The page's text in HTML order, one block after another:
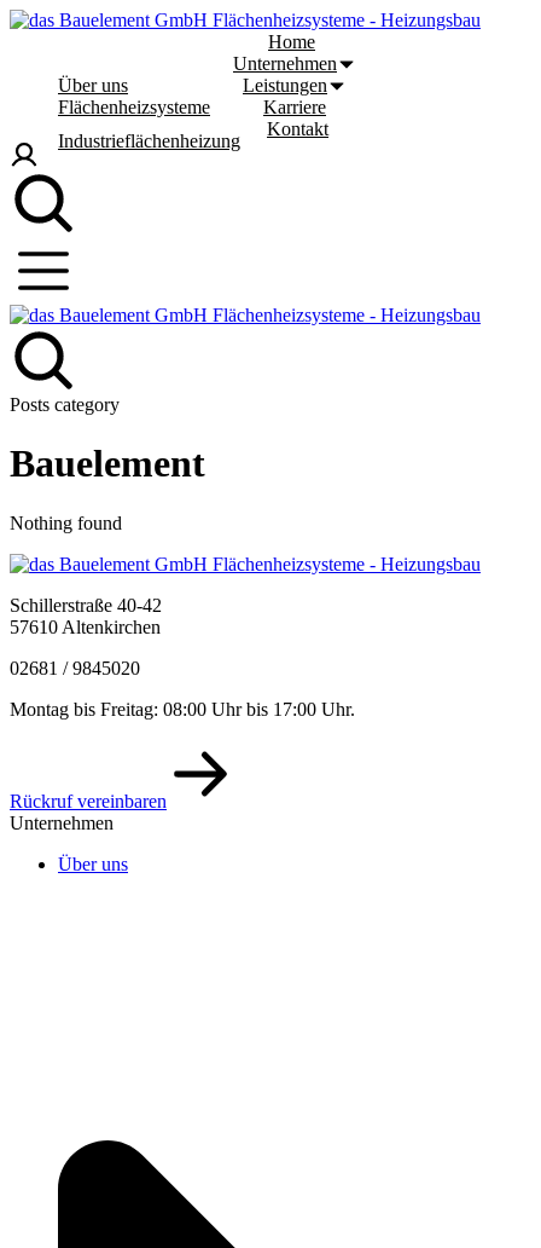
Zum
Home
Unternehmen
Über uns
Leistungen
Flächenheizsysteme
Industrieflächenheizung
Karriere
Kontakt
Posts category
Bauelement
Nothing found
Schillerstraße 40-42
57610 Altenkirchen
02681 / 9845020
Montag bis Freitag: 08:00 Uhr bis 17:00 Uhr.
Rückruf vereinbaren
Unternehmen
Über uns